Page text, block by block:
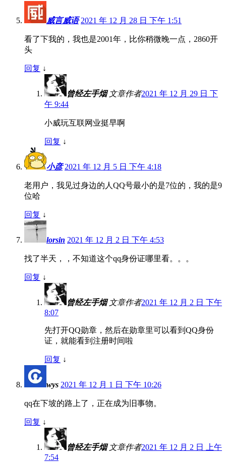
威言威语 2021 年 12 月 28 日 下午 1:51
看了下我的，我也是2001年，比你稍微晚一点，2860开
头
回复 ↓
曾经左手烟 文章作者2021 年 12 月 29 日 下
午 9:44
小威玩互联网业挺早啊
回复 ↓
小彦 2021 年 12 月 5 日 下午 4:18
老用户，我见过身边的人QQ号最小的是7位的，我的是9
位哈
回复 ↓
lorsin 2021 年 12 月 2 日 下午 4:53
找了半天，，不知道这个qq身份证哪里看。。。
回复 ↓
曾经左手烟 文章作者2021 年 12 月 2 日 下午
8:07
先打开QQ勋章，然后在勋章里可以看到QQ身份
证，就能看到注册时间啦
回复 ↓
wys 2021 年 12 月 1 日 下午 10:26
qq在下坡的路上了，正在成为旧事物。
回复 ↓
曾经左手烟 文章作者2021 年 12 月 2 日 上午
7:54